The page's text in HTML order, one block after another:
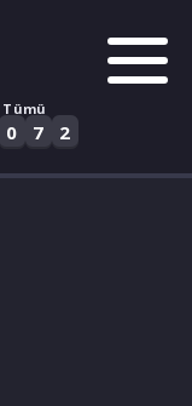
Tümü
0 7 2